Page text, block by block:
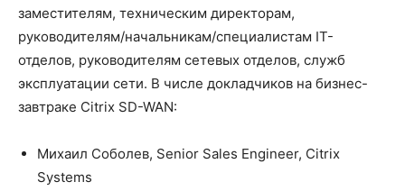
заместителям, техническим директорам,
руководителям/начальникам/специалистам IT-
отделов, руководителям сетевых отделов, служб
эксплуатации сети. В числе докладчиков на бизнес-
завтраке Citrix SD-WAN:
Михаил Соболев, Senior Sales Engineer, Citrix
Systems